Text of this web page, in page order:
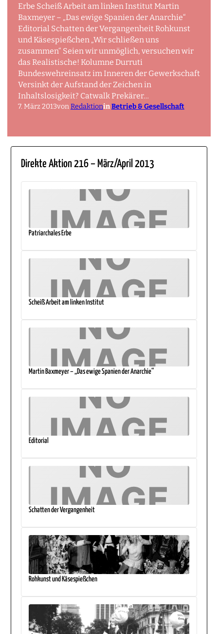
Erbe Scheiß Arbeit am linken Institut Martin
Baxmeyer – „Das ewige Spanien der Anarchie“
Editorial Schatten der Vergangenheit Rohkunst
und Käsespießchen „Wir schließen uns
zusammen“ Seien wir unmöglich, versuchen wir
das Realistische! Kolumne Durruti
Bundeswehreinsatz im Inneren der Gewerkschaft
Versinkt der Aufstand der Zeichen in
Inhaltslosigkeit? Catwalk Prekärer…
7. März 2013vonRedaktioninBetrieb & Gesellschaft
Direkte Aktion 216 – März/April 2013
Patriarchales Erbe
Scheiß Arbeit am linken Institut
Martin Baxmeyer – „Das ewige Spanien der Anarchie“
Editorial
Schatten der Vergangenheit
Rohkunst und Käsespießchen